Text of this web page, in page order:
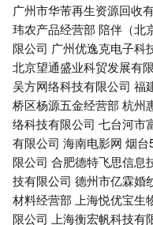
广州市华芾再生资源回收
玮农产品经营部 陪伴（北
限公司 广州优逸克电子科
北京望通盛业科贸发展有
吴方网络科技有限公司 福
桥区杨源五金经营部 杭州
络科技有限公司 七台河市
有限公司 海南电影网 烟台
限公司 合肥德特飞思信息
技有限公司 德州市亿霖婚
材料经营部 上海悦优宝生
限公司 上海衡宏帆科技有